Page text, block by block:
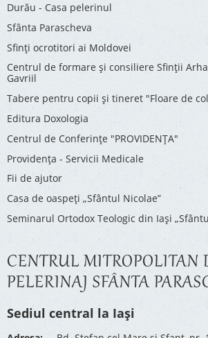
Durău - Casa pelerinul
Sfânta Parascheva
Sfinți ocrotitori ai Moldovei
Centrul de formare și consiliere Sfinții
Gavriil
Tabere pentru copii şi tineret "Floare de
Editura Doxologia
Centrul de Conferinţe "PROVIDENŢA"
Providenţa - Servicii Medicale
Fii de ajutor
Casa de oaspeți „Sfântul Nicolae”
Seminarul Ortodox Teologic din Iași
CENTRUL MITROPOLITAN
PELERINAJ SFÂNTA
Sediul central la Iași